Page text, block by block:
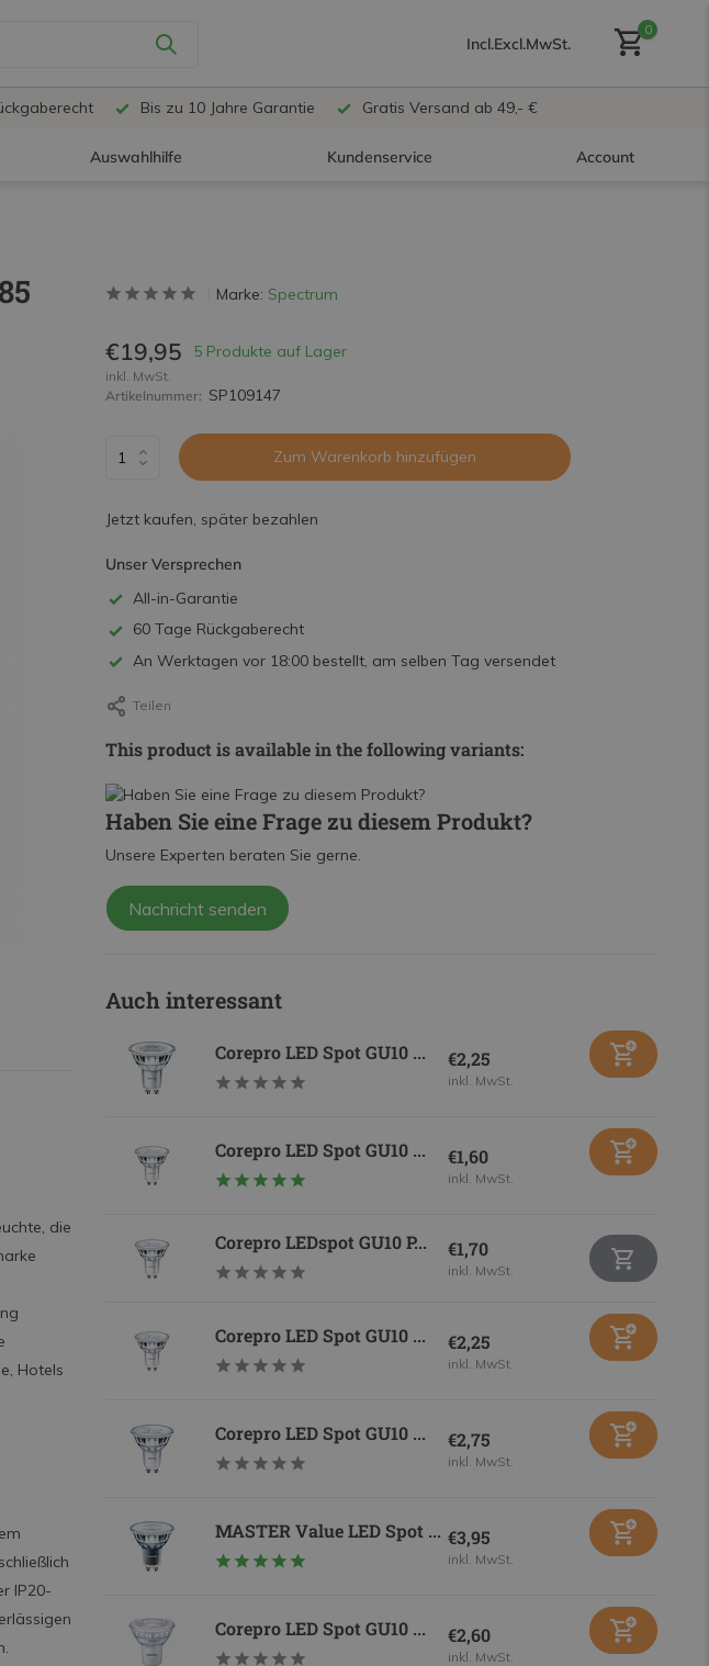
Incl.Excl.MwSt.
0
Bis zu 10 Jahre Garantie Gratis Versand ab 49,- €
Auswahlhilfe Kundenservice Account
die
Hotels
IP20-
Marke: Spectrum
€19,95 5 Produkte auf Lager
inkl. MwSt.
Artikelnummer: SP109147
Zum Warenkorb hinzufügen
Jetzt kaufen, später bezahlen
Unser Versprechen
All-in-Garantie
60 Tage Rückgaberecht
An Werktagen vor 18:00 bestellt, am selben Tag versendet
Teilen
This product is available in the following variants:
Haben Sie eine Frage zu diesem Produkt?
Unsere Experten beraten Sie gerne.
Nachricht senden
Auch interessant
Corepro LED Spot GU10 ... €2,25
inkl. MwSt.
Corepro LED Spot GU10 ... €1,60
inkl. MwSt.
Corepro LEDspot GU10 P... €1,70
inkl. MwSt.
Corepro LED Spot GU10 ... €2,25
inkl. MwSt.
Corepro LED Spot GU10 ... €2,75
inkl. MwSt.
MASTER Value LED Spot ... €3,95
inkl. MwSt.
Corepro LED Spot GU10 ... €2,60
inkl. MwSt.